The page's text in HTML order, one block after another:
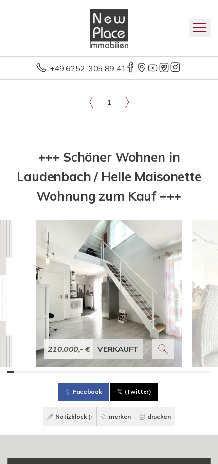
+49 6252-305 89 41
1
+++ Schöner Wohnen in
Laudenbach / Helle Maisonette
Wohnung zum Kauf +++
210.000,- € VERKAUFT
Facebook (Twitter)
Notizblock () merken drucken